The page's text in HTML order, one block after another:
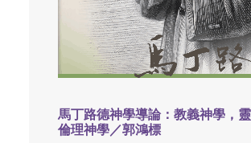
馬丁路德神學導論：教義神學，靈
倫理神學／郭鴻標